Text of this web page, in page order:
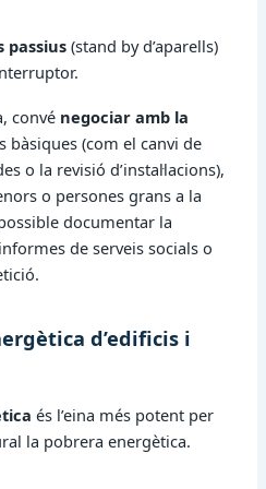
passius (stand by d’aparells)
convé negociar amb la
bàsiques (com el canvi de
o la revisió d’instal·lacions),
o persones grans a la
documentar la
de serveis socials o
d’edificis i
és l’eina més potent per
la pobrera energètica.